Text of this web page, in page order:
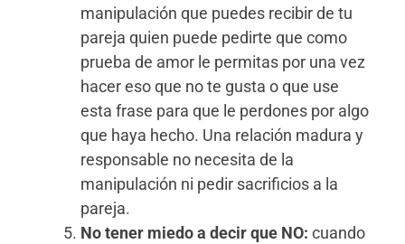
manipulación que puedes recibir de tu
pareja quien puede pedirte que como
prueba de amor le permitas por una vez
hacer eso que no te gusta o que use
esta frase para que le perdones por algo
que haya hecho. Una relación madura y
responsable no necesita de la
manipulación ni pedir sacrificios a la
pareja.
No tener miedo a decir que NO: cuando